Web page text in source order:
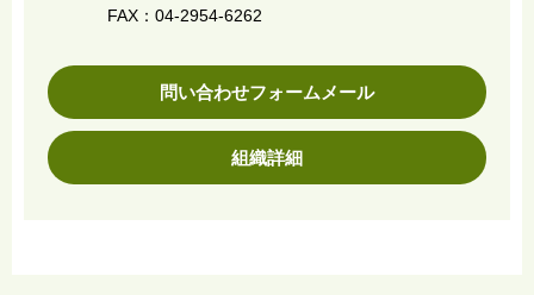
FAX：04-2954-6262
問い合わせフォームメール
組織詳細